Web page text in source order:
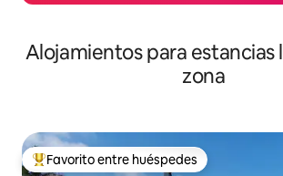
Alojamientos para estancias
zona
De los mejores en Favorito entre huéspedes
Favorito entre huéspedes